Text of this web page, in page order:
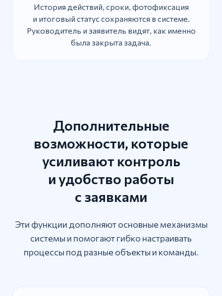
История действий, сроки, фотофиксация
и итоговый статус сохраняются в системе.
Руководитель и заявитель видят, как именно
была закрыта задача.
Дополнительные
возможности, которые
усиливают контроль
и удобство работы
с заявками
Эти функции дополняют основные механизмы
системы и помогают гибко настраивать
процессы под разные объекты и команды.